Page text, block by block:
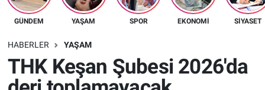
GÜNDEM YAŞAM SPOR EKONOMI SIYASET
HABERLER YAŞAM
THK Keşan Şubesi 2026'da
Spor
Tüm Haberler
Namaz Vakitleri
Süper Lig Puan Durumu ve Fikstür